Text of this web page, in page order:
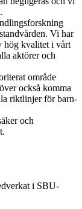
Vi har
hög kvalitet i vårt
aktörer och
område
också komma
riktlinjer för barn-
och
i SBU-